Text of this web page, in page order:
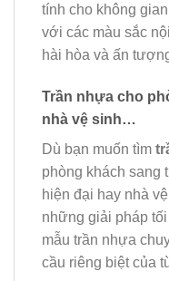
tính cho không
với các màu sắc
hài hòa và ấn
Trần nhựa cho
nhà vệ sinh…
Dù bạn muốn tìm
phòng khách sang
hiện đại hay nhà
những giải pháp
mẫu trần nhựa
cầu riêng biệt của